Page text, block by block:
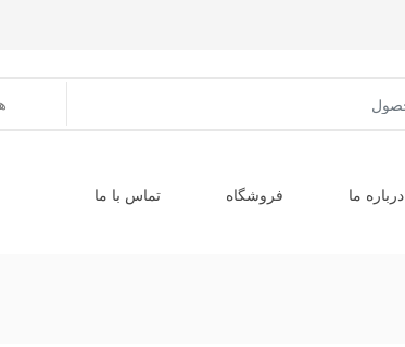
درباره ما فروشگاه تماس با ما